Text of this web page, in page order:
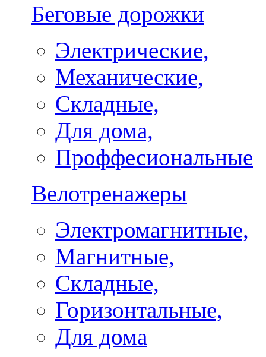
Беговые дорожки
Электрические,
Механические,
Складные,
Для дома,
Проффесиональные
Велотренажеры
Электромагнитные,
Магнитные,
Складные,
Горизонтальные,
Для дома